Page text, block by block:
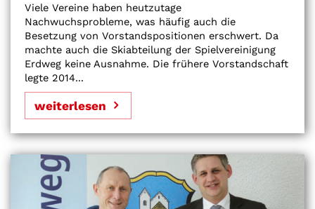
Viele Vereine haben heutzutage
Nachwuchsprobleme, was häufig auch die
Besetzung von Vorstandspositionen erschwert. Da
machte auch die Skiabteilung der Spielvereinigung
Erdweg keine Ausnahme. Die frühere Vorstandschaft
legte 2014...
weiterlesen